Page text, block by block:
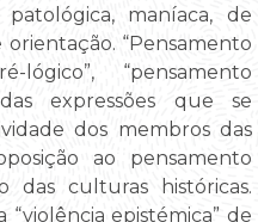
maníaca, de
“Pensamento
lógico”, “pensamento
expressões que se
dos membros das
ao pensamento
das culturas históricas.
epistémica” de